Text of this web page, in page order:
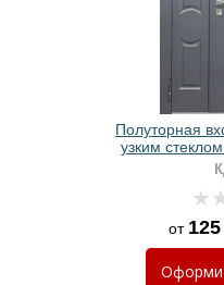
Полуторная
узким стеклом
МДФ
от